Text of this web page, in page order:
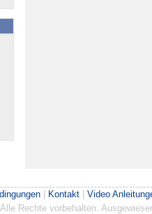
Kontakt
Video
Rechte vorbehalten.